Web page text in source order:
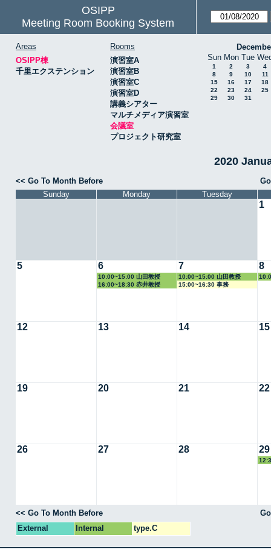
OSIPP
Meeting Room Booking System
Areas
OSIPP棟
千里エクステンション
Rooms
演習室A
演習室B
演習室C
演習室D
講義シアター
マルチメディア演習室
会議室
プロジェクト研究室
Sun Mon Tue
1 2 3
4
8
9 10
11
15
16 17
18
22
23 24
25
29
30 31
2020
<< Go To Month Before
Sunday
Monday Tuesday
1
5 6
10:00~15:00 山田教授
16:00~18:30 赤井教授
7
10:00~15:00 山田教授
15:00~16:30 事務
8
12 13 14 15
19 20 21 22
26 27 28 29
<< Go To Month Before
External
Internal type.C